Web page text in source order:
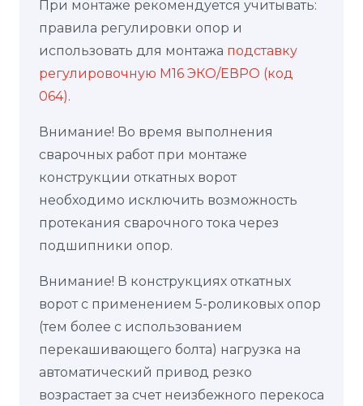
При монтаже рекомендуется учитывать:
правила регулировки опор и
использовать для монтажа подставку
регулировочную М16 ЭКО/ЕВРО (код
064).
Внимание! Во время выполнения
сварочных работ при монтаже
конструкции откатных ворот
необходимо исключить возможность
протекания сварочного тока через
подшипники опор.
Внимание! В конструкциях откатных
ворот с применением 5-роликовых опор
(тем более с использованием
перекашивающего болта) нагрузка на
автоматический привод резко
возрастает за счет неизбежного перекоса